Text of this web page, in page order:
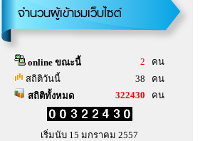
จำนวนผู้เข้าชมเว็บไซต์
online ขณะนี้ 2 คน
สถิติวันนี้
38 คน
สถิติทั้งหมด
322430 คน
เริ่มนับ 15 มกราคม 2557